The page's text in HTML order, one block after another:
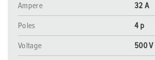
Ampere 32 A
Poles 4 p
Voltage 500 V